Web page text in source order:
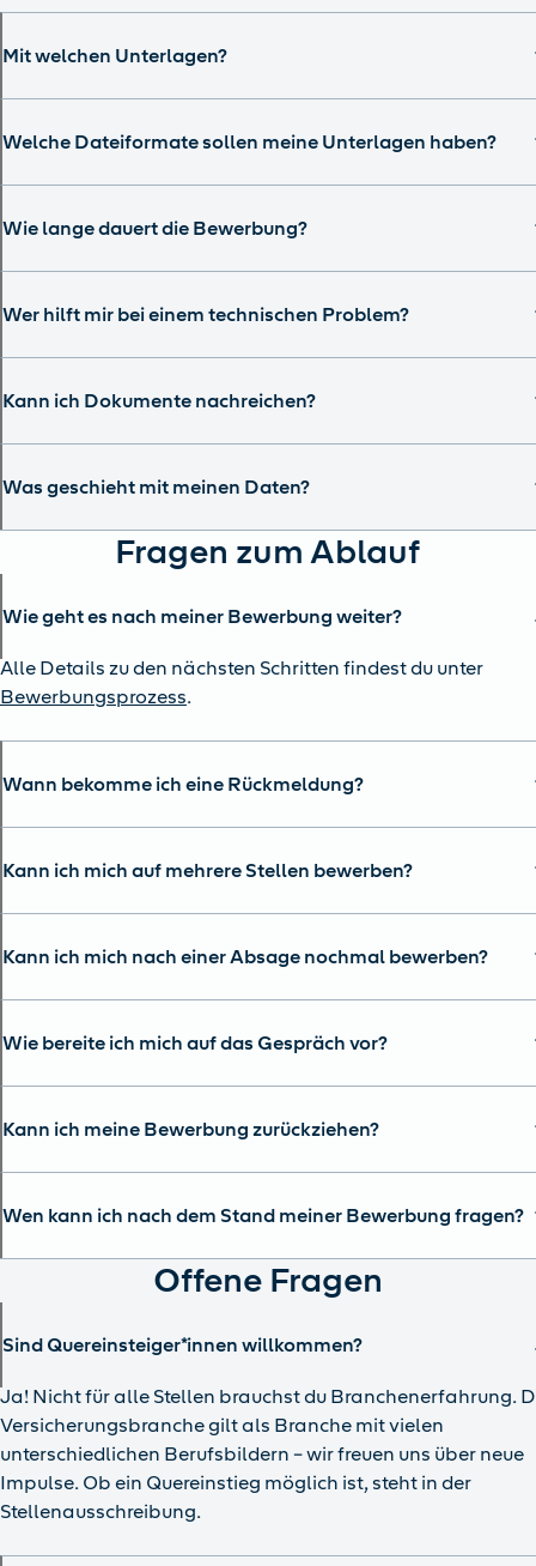
Mit welchen Unterlagen?
Welche Dateiformate sollen meine Unterlagen haben?
Wie lange dauert die Bewerbung?
Wer hilft mir bei einem technischen Problem?
Kann ich Dokumente nachreichen?
Was geschieht mit meinen Daten?
Fragen zum Ablauf
Wie geht es nach meiner Bewerbung weiter?
Alle Details zu den nächsten Schritten findest du unter
Bewerbungsprozess.
Wann bekomme ich eine Rückmeldung?
Kann ich mich auf mehrere Stellen bewerben?
Kann ich mich nach einer Absage nochmal bewerben?
Wie bereite ich mich auf das Gespräch vor?
Kann ich meine Bewerbung zurückziehen?
Wen kann ich nach dem Stand meiner Bewerbung fragen?
Offene Fragen
Sind Quereinsteiger*innen willkommen?
Ja! Nicht für alle Stellen brauchst du Branchenerfahrung.
Versicherungsbranche gilt als Branche mit vielen
unterschiedlichen Berufsbildern – wir freuen uns über neue
Impulse. Ob ein Quereinstieg möglich ist, steht in der
Stellenausschreibung.